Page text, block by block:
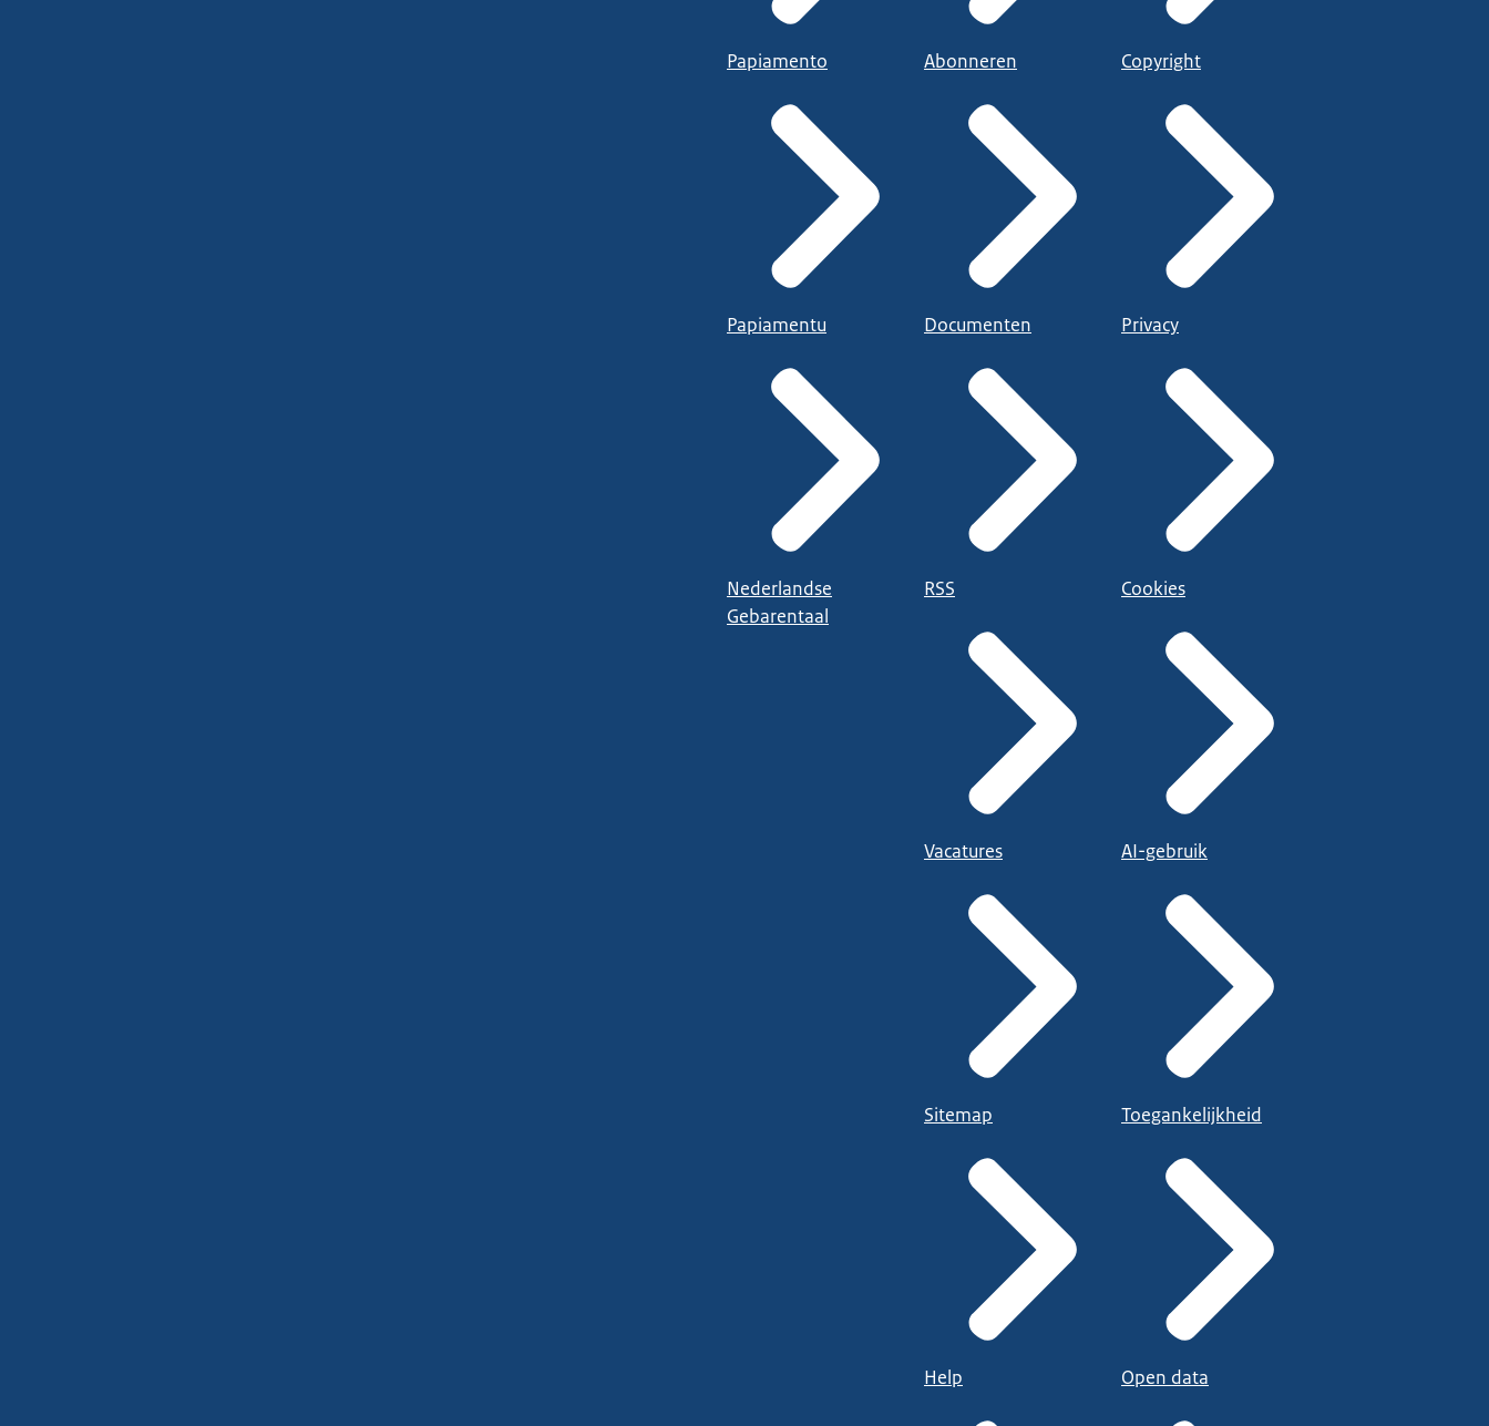
Papiamento
Papiamentu
Nederlandse
Gebarentaal
Abonneren
Documenten
RSS
Vacatures
Sitemap
Help
Copyright
Privacy
Cookies
AI-gebruik
Toegankelijkheid
Open data